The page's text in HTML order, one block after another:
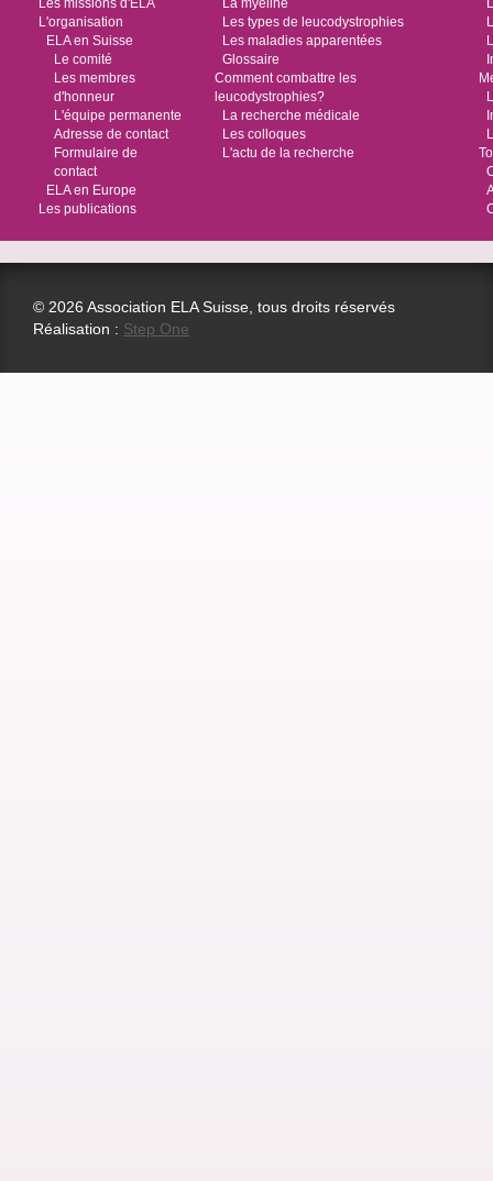
Les missions d'ELA
L'organisation
ELA en Suisse
Le comité
Les membres
d'honneur
L'équipe permanente
Adresse de contact
Formulaire de
contact
ELA en Europe
Les publications
La myéline
Les types de leucodystrophies
Les maladies apparentées
Glossaire
Comment combattre les
leucodystrophies?
La recherche médicale
Les colloques
L'actu de la recherche
© 2026 Association ELA Suisse, tous droits réservés
Réalisation : Step One